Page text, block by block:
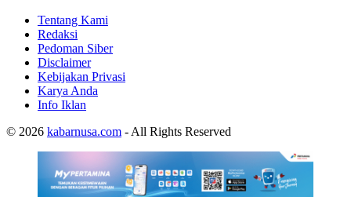
Tentang Kami
Redaksi
Pedoman Siber
Disclaimer
Kebijakan Privasi
Karya Anda
Info Iklan
© 2026 kabarnusa.com - All Rights Reserved